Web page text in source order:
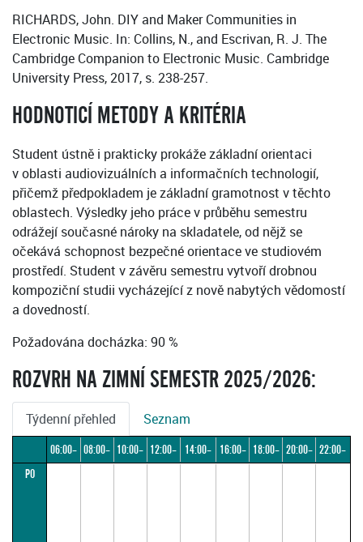
RICHARDS, John. DIY and Maker Communities in
Electronic Music. In: Collins, N., and Escrivan, R. J. The
Cambridge Companion to Electronic Music. Cambridge
University Press, 2017, s. 238-257.
HODNOTICÍ METODY A KRITÉRIA
Student ústně i prakticky prokáže základní orientaci
v oblasti audiovizuálních a informačních technologií,
přičemž předpokladem je základní gramotnost v těchto
oblastech. Výsledky jeho práce v průběhu semestru
odrážejí současné nároky na skladatele, od nějž se
očekává schopnost bezpečné orientace ve studiovém
prostředí. Student v závěru semestru vytvoří drobnou
kompoziční studii vycházející z nově nabytých vědomostí
a dovedností.
Požadována docházka: 90 %
ROZVRH NA ZIMNÍ SEMESTR 2025/2026:
Týdenní přehled Seznam
06:00– 08:00– 10:00– 12:00–
14:00–
16:00– 18:00– 20:00– 22:00–
PO